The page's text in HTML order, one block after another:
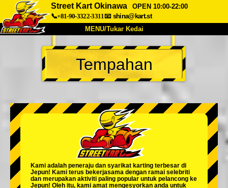
Street Kart Okinawa
OPEN 10:00-22:00
📞+81-90-3322-3311📧 shina@kart.st
MENU/Tukar Kedai
UTAMA
Tentang Spesifikasi Harga
Syarikat Tempahan
Tukar Kedai
Tokyo Shinagawa Tokyo Akihabara#1
Tokyo Akihabara#2
Tokyo Shibuya Annex Tokyo Bay
Tempahan
Kami adalah peneraju dan syarikat karting terbesar di
Jepun! Kami terus bekerjasama dengan ramai selebriti
dan merupakan aktiviti paling popular untuk pelancong ke
Jepun! Oleh itu, kami amat mengesyorkan anda untuk